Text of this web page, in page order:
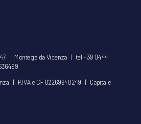
| Montegalda Vicenza | tel +39 0444
| P.IVA e CF 02269940249 | Capitale